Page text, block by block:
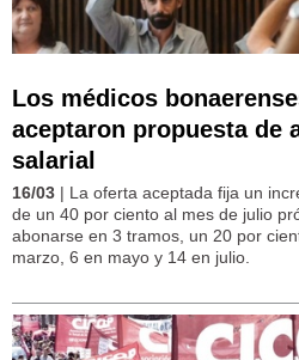
Los médicos
aceptaron propuesta de
salarial
16/03 | La oferta aceptada fija un
de un 40 por ciento al mes de julio
abonarse en 3 tramos, un 20 por
marzo, 6 en mayo y 14 en julio.